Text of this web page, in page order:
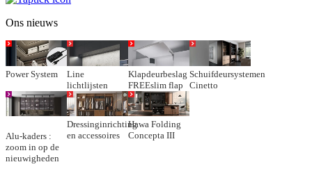
Ons nieuws
Power System
Line
lichtlijsten
Klapdeurbeslag
FREEslim flap
Schuifdeursystemen
Cinetto
Alu-kaders :
zoom in op de
nieuwigheden
Dressinginrichting
en accessoires
Hawa Folding
Concepta III